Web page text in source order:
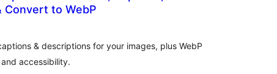
Convert to WebP
& descriptions for your images, plus WebP
accessibility.